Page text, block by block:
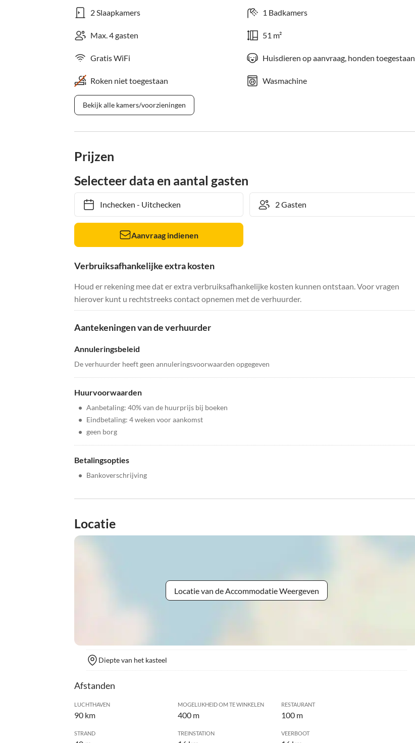
2 Slaapkamers 1 Badkamers
Max. 4 gasten 51 m²
Gratis WiFi Huisdieren op aanvraag, honden toegestaan
Roken niet toegestaan Wasmachine
Bekijk alle kamers/voorzieningen
Prijzen
Selecteer data en aantal gasten
Inchecken- Uitchecken
Aanvraag indienen
Verbruiksafhankelijke extra kosten
Houd er rekening mee dat er extra verbruiksafhankelijke kosten kunnen ontstaan. Voor vragen
hierover kunt u rechtstreeks contact opnemen met de verhuurder.
Aantekeningen van de verhuurder
Annuleringsbeleid
De verhuurder heeft geen annuleringsvoorwaarden opgegeven
Huurvoorwaarden
• Aanbetaling: 40% van de huurprijs bij boeken
• Eindbetaling: 4 weken voor aankomst
• geen borg
Betalingsopties
• Bankoverschrijving
Locatie
Locatie van de Accommodatie Weergeven
Diepte van het kasteel
Afstanden
LUCHTHAVEN
90 km
MOGELIJKHEID OM TE WINKELEN
400 m
RESTAURANT
100 m
STRAND TREINSTATION VEERBOOT